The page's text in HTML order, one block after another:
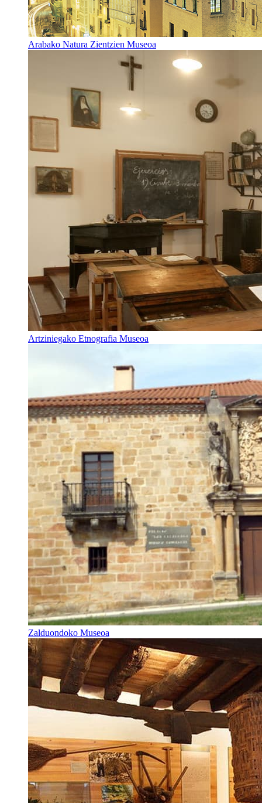
Arabako Natura Zientzien Museoa
Artziniegako Etnografia Museoa
Zalduondoko Museoa